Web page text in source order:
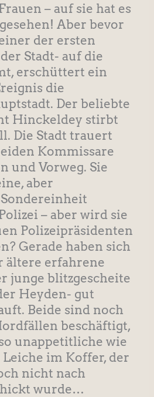
– auf sie hat es
Aber bevor
der ersten
Stadt- auf die
erschüttert ein
die
Der beliebte
Hinckeldey stirbt
Die Stadt trauert
Kommissare
und Vorweg. Sie
aber
– aber wird sie
Polizeipräsidenten
Gerade haben sich
ältere erfahrene
junge blitzgescheite
Heyden- gut
Beide sind noch
beschäftigt,
unappetitliche wie
im Koffer, der
nicht nach
wurde…